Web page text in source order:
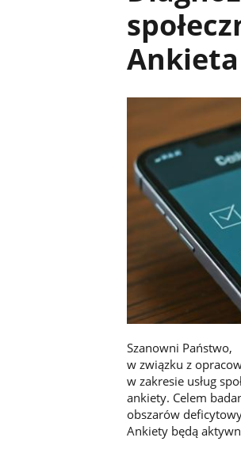
Ankieta
Szanowni Państwo,
w związku z
w zakresie usług
ankiety. Celem
obszarów
Ankiety będą